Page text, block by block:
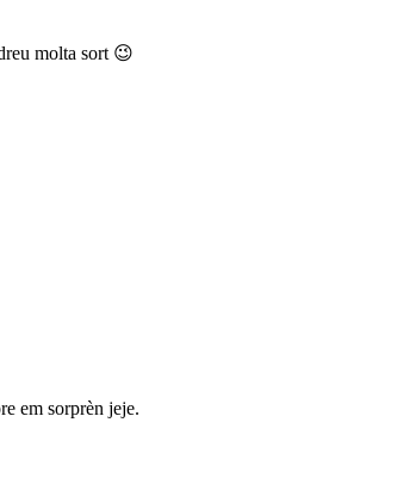
molta sort 😉
em sorprèn jeje.